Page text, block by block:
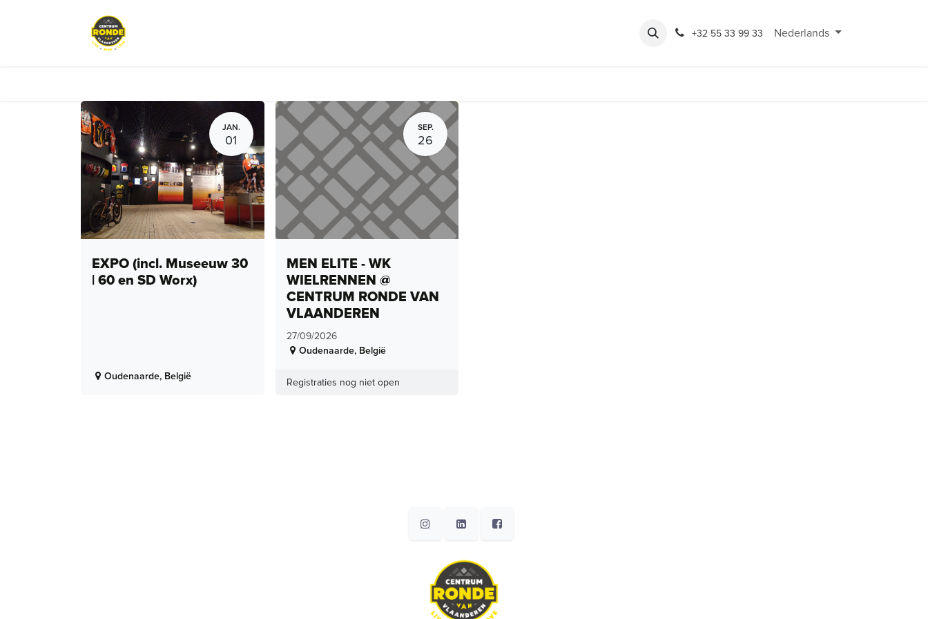
Rondeshop Contact en openingsuren
+32 55 33 99 33 Nederlands
JAN.
01
EXPO (incl. Museeuw 30
| 60 en SD Worx)
Oudenaarde, België
SEP.
26
MEN ELITE - WK
WIELRENNEN @
CENTRUM RONDE VAN
VLAANDEREN
27/09/2026
Oudenaarde, België
Registraties nog niet open